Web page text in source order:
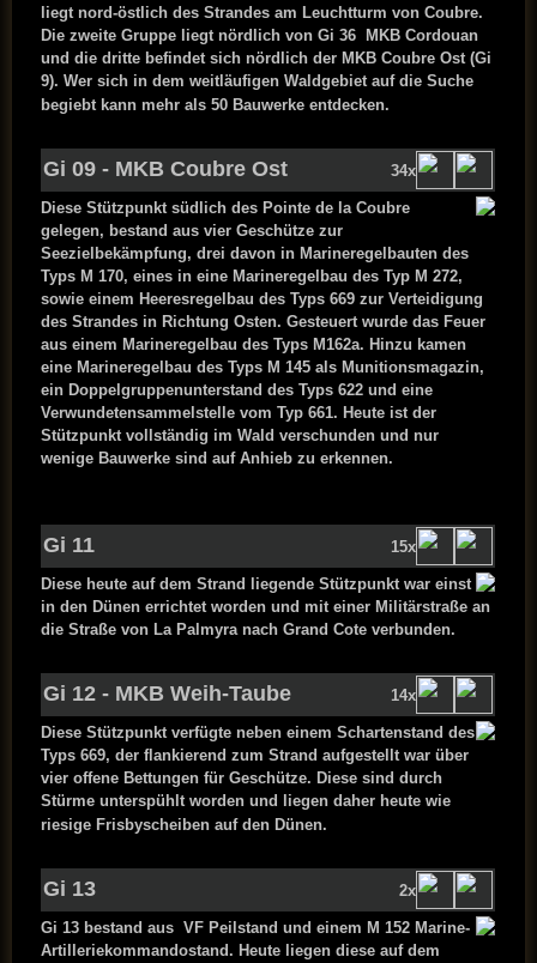
liegt nord-östlich des Strandes am Leuchtturm von Coubre.
Die zweite Gruppe liegt nördlich von Gi 36 MKB Cordouan
und die dritte befindet sich nördlich der MKB Coubre Ost (Gi
9). Wer sich in dem weitläufigen Waldgebiet auf die Suche
begiebt kann mehr als 50 Bauwerke entdecken.
Gi 09 - MKB Coubre Ost 34x
Diese Stützpunkt südlich des Pointe de la Coubre
gelegen, bestand aus vier Geschütze zur
Seezielbekämpfung, drei davon in Marineregelbauten des
Typs M 170, eines in eine Marineregelbau des Typ M 272,
sowie einem Heeresregelbau des Typs 669 zur Verteidigung
des Strandes in Richtung Osten. Gesteuert wurde das Feuer
aus einem Marineregelbau des Typs M162a. Hinzu kamen
eine Marineregelbau des Typs M 145 als Munitionsmagazin,
ein Doppelgruppenunterstand des Typs 622 und eine
Verwundetensammelstelle vom Typ 661. Heute ist der
Stützpunkt vollständig im Wald verschunden und nur
wenige Bauwerke sind auf Anhieb zu erkennen.
Gi 11 15x
Diese heute auf dem Strand liegende Stützpunkt war einst
in den Dünen errichtet worden und mit einer Militärstraße an
die Straße von La Palmyra nach Grand Cote verbunden.
Gi 12 - MKB Weih-Taube 14x
Diese Stützpunkt verfügte neben einem Schartenstand des
Typs 669, der flankierend zum Strand aufgestellt war über
vier offene Bettungen für Geschütze. Diese sind durch
Stürme unterspühlt worden und liegen daher heute wie
riesige Frisbyscheiben auf den Dünen.
Gi 13 2x
Gi 13 bestand aus VF Peilstand und einem M 152 Marine-
Artilleriekommandostand. Heute liegen diese auf dem